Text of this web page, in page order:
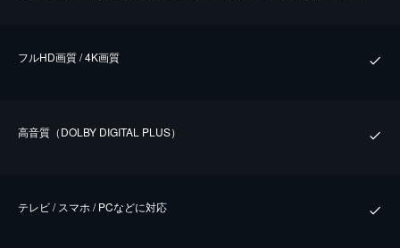
フルHD画質 / 4K画質
⾼⾳質（DOLBY DIGITAL PLUS）
テレビ / スマホ / PCなどに対応